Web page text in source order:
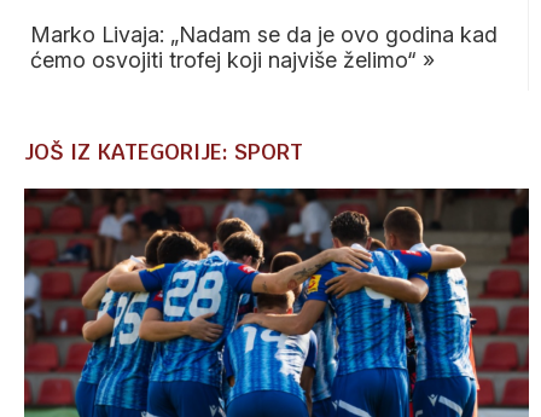
Marko Livaja: „Nadam se da je ovo godina kad
ćemo osvojiti trofej koji najviše želimo“ »
JOŠ IZ KATEGORIJE: SPORT